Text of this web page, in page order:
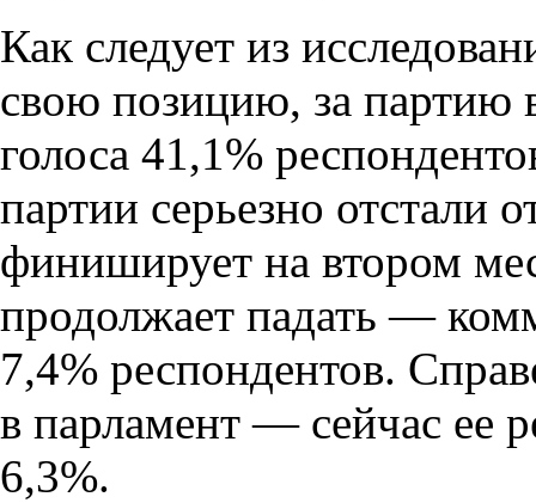
Как следует из
свою позицию, за партию
голоса 41,1%
партии серьезно отстали
финиширует на втором
продолжает падать —
7,4% респондентов.
в парламент — сейчас ее
6,3%.